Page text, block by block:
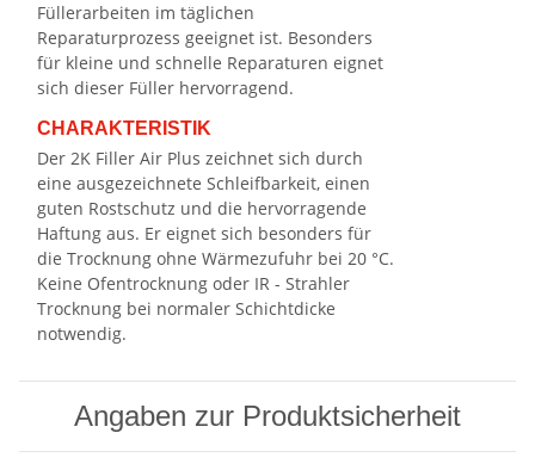
Füllerarbeiten im täglichen
Reparaturprozess geeignet ist. Besonders
für kleine und schnelle Reparaturen eignet
sich dieser Füller hervorragend.
CHARAKTERISTIK
Der 2K Filler Air Plus zeichnet sich durch
eine ausgezeichnete Schleifbarkeit, einen
guten Rostschutz und die hervorragende
Haftung aus. Er eignet sich besonders für
die Trocknung ohne Wärmezufuhr bei 20 °C.
Keine Ofentrocknung oder IR - Strahler
Trocknung bei normaler Schichtdicke
notwendig.
Angaben zur Produktsicherheit